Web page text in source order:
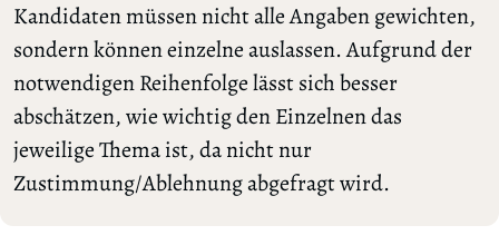
Kandidaten müssen nicht alle Angaben gewichten,
sondern können einzelne auslassen. Aufgrund der
notwendigen Reihenfolge lässt sich besser
abschätzen, wie wichtig den Einzelnen das
jeweilige Thema ist, da nicht nur
Zustimmung/Ablehnung abgefragt wird.